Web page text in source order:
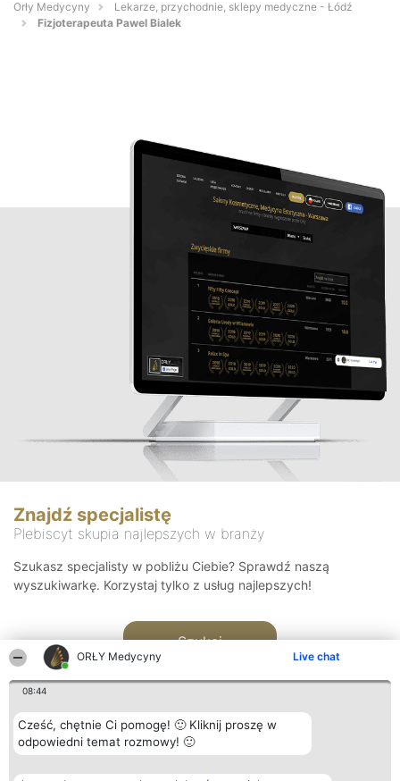
ORŁY Medycyny Live chat
08:44
Cześć, chętnie Ci pomogę! 🙂 Kliknij proszę w
odpowiedni temat rozmowy! 🙂
Orły Medycyny
Lekarze, przychodnie, sklepy medyczne - Łódź
Fizjoterapeuta Pawel Bialek
Znajdź specjalistę
Plebiscyt skupia najlepszych w branży
Szukasz specjalisty w pobliżu Ciebie? Sprawdź naszą
wyszukiwarkę. Korzystaj tylko z usług najlepszych!
Szukaj
Organizator plebiscytu Plebiscyt Kontakt